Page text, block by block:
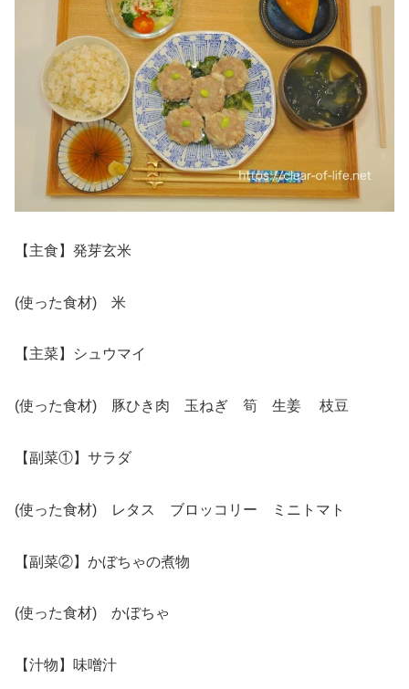
【主食】発芽玄米
(使った食材) 米
【主菜】シュウマイ
(使った食材) 豚ひき肉 玉ねぎ 筍 生姜 枝豆
【副菜①】サラダ
(使った食材) レタス ブロッコリー ミニトマト
【副菜②】かぼちゃの煮物
(使った食材) かぼちゃ
【汁物】味噌汁